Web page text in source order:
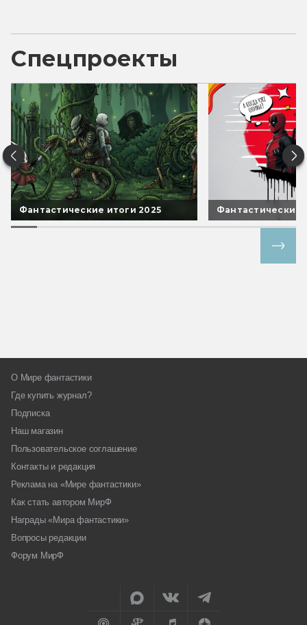
Спецпроекты
Фантастические итоги 2025 Фантастические
О Мире фантастики
Где купить журнал?
Подписка
Наш магазин
Пользовательское соглашение
Контакты и редакция
Реклама на «Мире фантастики»
Как стать автором МирФ
Награды «Мира фантастики»
Вопросы редакции
Форум МирФ